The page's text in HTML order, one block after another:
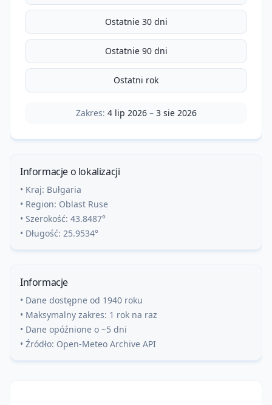
Ostatnie 30 dni
Ostatnie 90 dni
Ostatni rok
Zakres: 4 lip 2026– 3 sie 2026
Informacje o lokalizacji
• Kraj: Bułgaria
• Region: Oblast Ruse
• Szerokość: 43.8487°
• Długość: 25.9534°
Informacje
• Dane dostępne od 1940 roku
• Maksymalny zakres: 1 rok na raz
• Dane opóźnione o ~5 dni
• Źródło: Open-Meteo Archive API